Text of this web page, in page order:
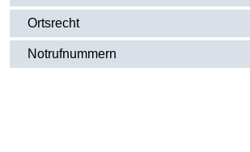
Ortsrecht
Notrufnummern